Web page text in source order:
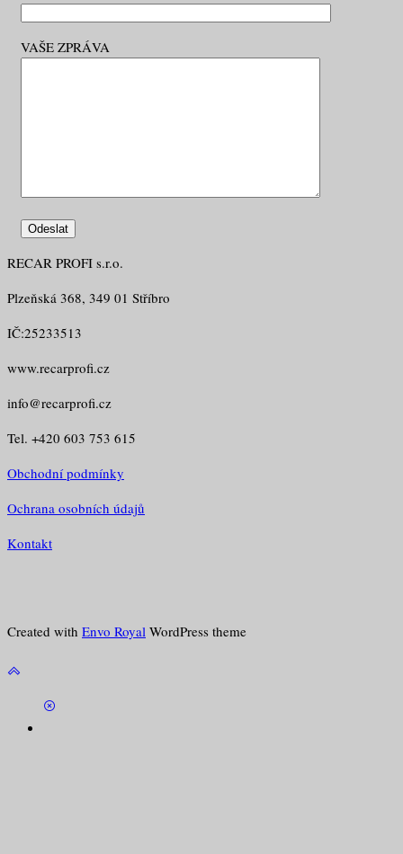
VAŠE ZPRÁVA
RECAR PROFI s.r.o.
Plzeňská 368, 349 01 Stříbro
IČ:25233513
www.recarprofi.cz
info@recarprofi.cz
Tel. +420 603 753 615
Obchodní podmínky
Ochrana osobních údajů
Kontakt
Created with Envo Royal WordPress theme